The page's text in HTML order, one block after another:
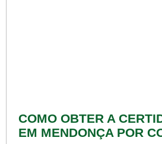
COMO OBTER A
EM MENDONÇA POR